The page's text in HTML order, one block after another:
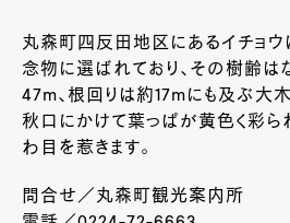
丸森町四反田地区にあるイチョ
念物に選ばれており、その樹齢は
47m、根回りは約17mにも及ぶ大
秋口にかけて葉っぱが黄色く彩ら
わ目を惹きます。
問合せ／丸森町観光案内所